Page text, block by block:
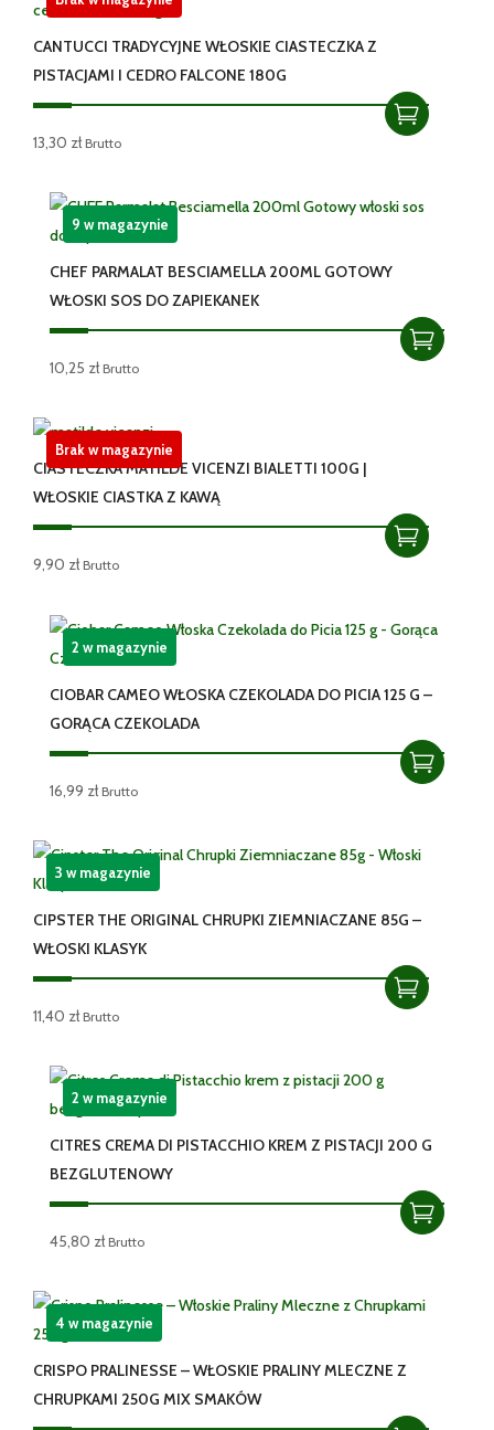
CANTUCCI TRADYCYJNE WŁOSKIE CIASTECZKA Z
PISTACJAMI I CEDRO FALCONE 180G
13,30 zł Brutto
CHEF PARMALAT BESCIAMELLA 200ML GOTOWY
WŁOSKI SOS DO ZAPIEKANEK
10,25 zł Brutto
9 w magazynie
CIASTECZKA MATILDE VICENZI BIALETTI 100G |
WŁOSKIE CIASTKA Z KAWĄ
9,90 zł Brutto
Brak w magazynie
CIOBAR CAMEO WŁOSKA CZEKOLADA DO PICIA 125 G –
GORĄCA CZEKOLADA
16,99 zł Brutto
2 w magazynie
CIPSTER THE ORIGINAL CHRUPKI ZIEMNIACZANE 85G –
WŁOSKI KLASYK
11,40 zł Brutto
3 w magazynie
CITRES CREMA DI PISTACCHIO KREM Z PISTACJI 200 G
BEZGLUTENOWY
45,80 zł Brutto
2 w magazynie
CRISPO PRALINESSE – WŁOSKIE PRALINY MLECZNE Z
CHRUPKAMI 250G MIX SMAKÓW
4 w magazynie